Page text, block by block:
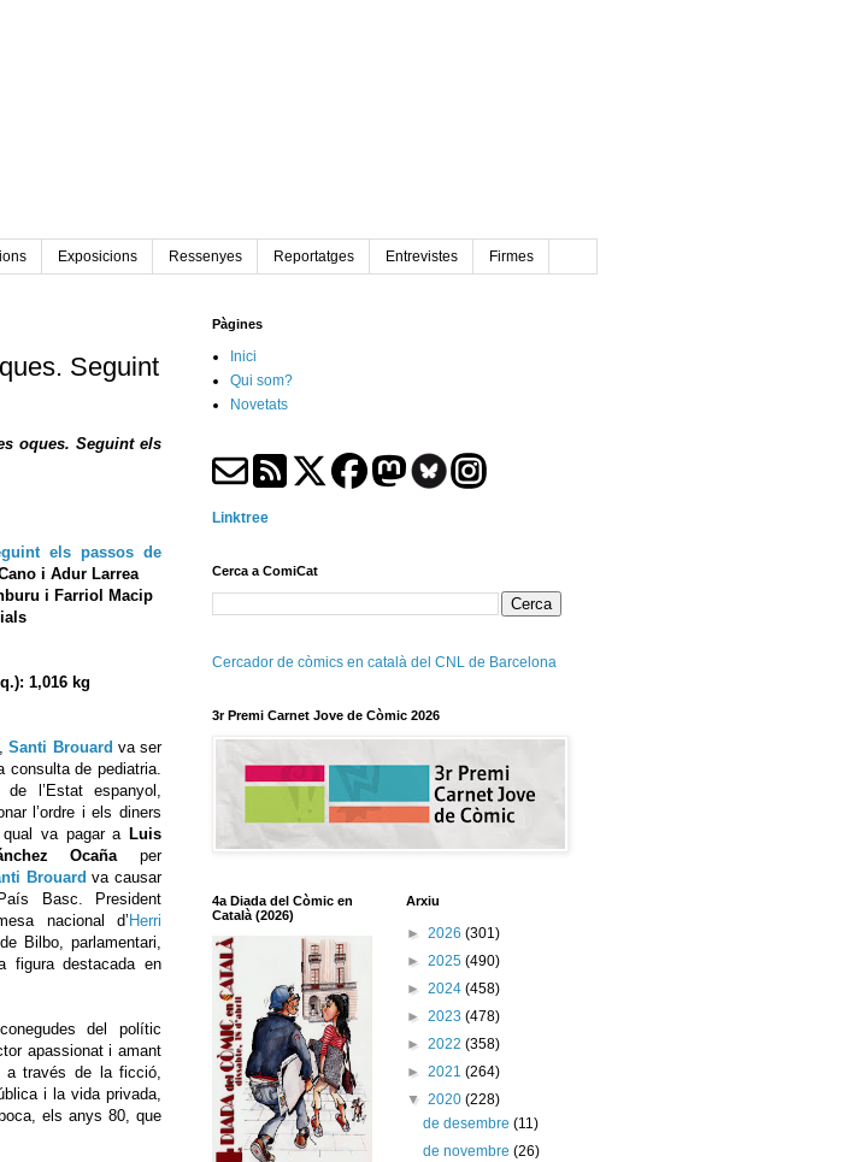
Exposicions Ressenyes Reportatges Entrevistes Firmes
Seguint
oques. Seguint els
els passos de
i Adur Larrea
i Farriol Macip
1,016 kg
Santi Brouard va ser
de pediatria.
l’Estat espanyol,
l’ordre i els diners
va pagar a Luis
Ocañaper
Brouard va causar
Basc. President
nacional d’ Herri
Bilbo, parlamentari,
figura destacada en
del polític
apassionat i amant
a través de la ficció,
i la vida privada,
els anys 80, que
Pàgines
Inici
Qui som?
Novetats
Linktree
Cerca a ComiCat
Cercador de còmics en català del CNL de Barcelona
3r Premi Carnet Jove de Còmic 2026
4a Diada del Còmic en
Català (2026)
Arxiu
► 2026 (301)
► 2025 (490)
► 2024 (458)
► 2023 (478)
► 2022 (358)
► 2021 (264)
▼ 2020 (228)
de desembre(11)
de novembre(26)